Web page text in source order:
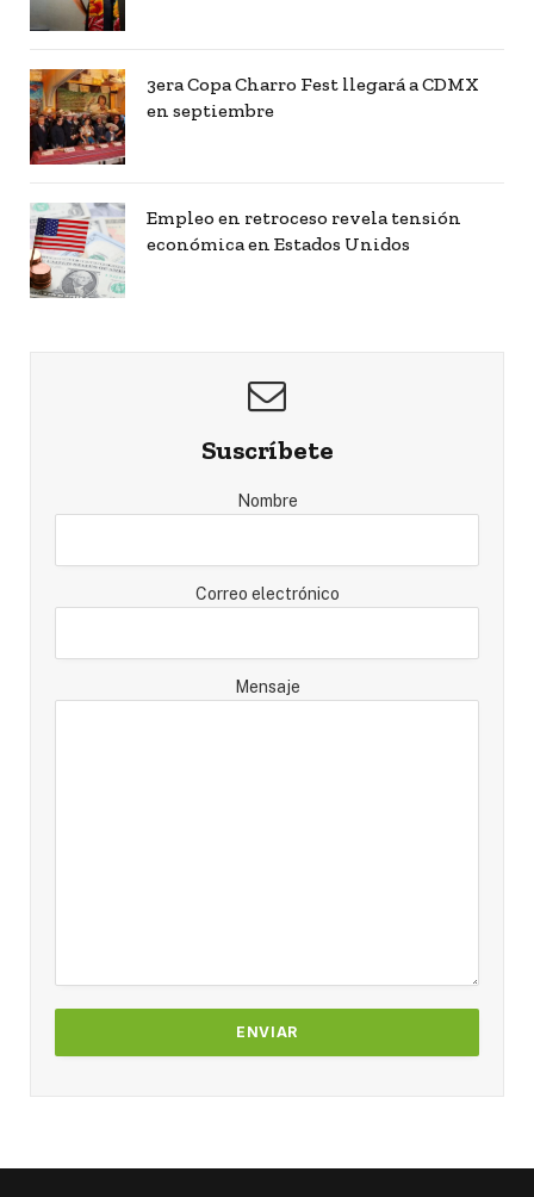
3era Copa Charro Fest llegará a CDMX
en septiembre
Empleo en retroceso revela tensión
económica en Estados Unidos
Suscríbete
Nombre
Correo electrónico
Mensaje